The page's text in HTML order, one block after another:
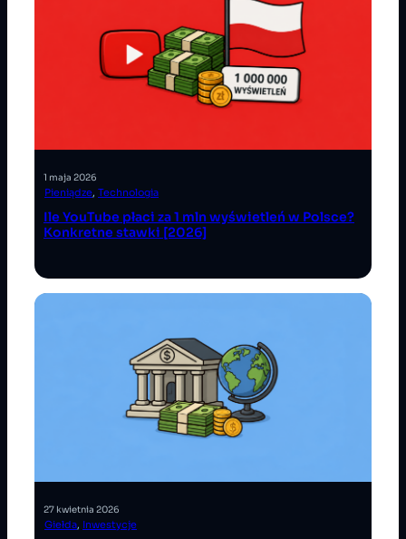
1 maja 2026
Pieniądze, Technologia
Ile YouTube płaci za 1 mln wyświetleń w Polsce?
Konkretne stawki [2026]
27 kwietnia 2026
Giełda, Inwestycje